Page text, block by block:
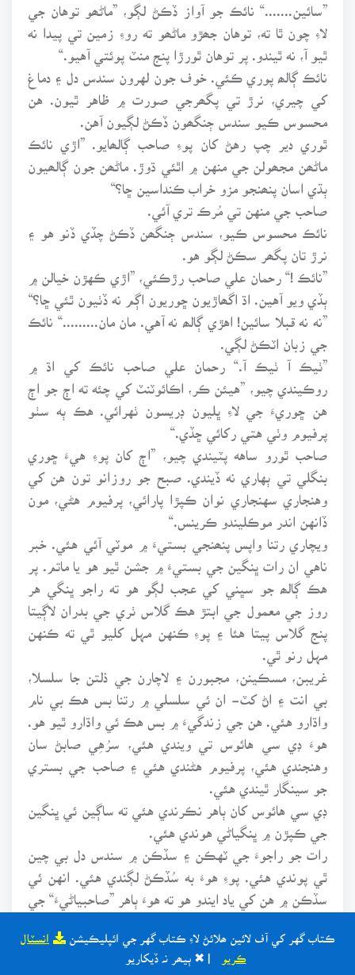
ڪتاب گهر کي آف لائين ھلائڻ لاءِ ڪتاب گهر جي ائپليڪيشن انسٽال
| ✖ ٻيھر نہ ڏيکاريو
”سائين.......“ نائڪ جو آواز ڏڪڻ لڳو، ”ماڻھو توهان جي
لاءِ چون ٿا ته، توهان جھڙو ماڻھو ته روءِ زمين تي پيدا نه
ٿيو آ، نه ٿيندو. پر توهان ٿورڙا پنج منٽ پوئتي آهيو.“
نائڪ ڳالھ پوري ڪئي. خوف جون لهرون سندس دل ۽ دماغ
کي چيري، نرڙ تي پگھرجي صورت ۾ ظاهر ٿيون. هن
محسوس ڪيو سندس ڄنگھون ڏڪڻ لڳيون آهن.
ٿوري دير چپ رهڻ کان پوءِ صاحب ڳالھايو. ”اڙي نائڪ
ماڻھن مجھولن جي منهن ۾ اٿئي ڌوڙ. ماڻھن جون ڳالھيون
ٻڌي اسان پنھنجو مزو خراب ڪنداسين ڇا؟“
صاحب جي منهن تي مُرڪ تري آئي.
نائڪ محسوس ڪيو، سندس ڄنگھن ڏڪڻ چڏي ڏنو هو ۽
نرڙ تان پگھر سڪڻ لڳو هو.
”نائڪ !“ رحمان علي صاحب رڙڪئي، ”اڙي ڪهڙن خيالن ۾
ٻڏي ويو آهين. اڌ اگھاڙيون ڇوريون اڳم نه ڏٺيون ٿئي ڇا؟“
”نه نه قبلا سائين! اهڙي ڳالھ نه آهي. مان مان.........“ نائڪ
جي زبان اٽڪڻ لڳي.
”ٺيڪ آ ٺيڪ آ.“ رحمان علي صاحب نائڪ کي اڌ ۾
روڪيندي چيو، ”هيئن ڪر، اڪائوٽنٽ کي چئه ته اڄ جو اڄ
هن ڇوريءَ جي لاءِ ڀليون ڊريسون ٺهرائي. هڪ ٻه سٺو
پرفيوم وٺي هتي رکائي ڇڏي.“
صاحب ٿورو ساهه پٽيندي چيو، ”اڄ کان پوءِ هيءَ ڇوري
بنگلي تي ٻهاري نه ڏيندي. صبح جو روزانو تون هن کي
وهنجاري سهنجاري نوان ڪپڙا پارائي، پرفيوم هڻي، مون
ڏانهن اندر موڪليندو ڪرينس.“
ويچاري رتنا واپس پنھنجي بستيءَ ۾ موٽي آئي هئي. خبر
ناهي ان رات ڀنگين جي بستيءَ ۾ جشن ٿيو هو يا ماتم. پر
هڪ ڳالھ جو سڀني کي عجب لڳو هو ته راجو ڀنگي هر
روز جي معمول جي ابتڙ هڪ گلاس ٺري جي بدران لاڳيتا
پنج گلاس پيتا هئا ۽ پوءِ ڪنهن مہل کليو ٿي ته ڪنهن
مہل رنو ٿي.
غريبن، مسڪينن، مجبورن ۽ لاچارن جي ذلتن جا سلسلا،
بي انت ۽ اڻ کٽ- ان ئي سلسلي ۾ رتنا بس هڪ بي نام
واڌارو هئي. هن جي زندگيءَ ۾ بس هڪ ئي واڌارو ٿيو هو.
هوءَ ڊي سي هائوس تي ويندي هئي، سرُهِي صابڻ سان
وهنجندي هئي، پرفيوم هڻندي هئي ۽ صاحب جي بستري
جو سينگار ٿيندي هئي.
ڊي سي هائوس کان ٻاهر نڪرندي هئي ته ساڳين ئي ڀنگين
جي ڪپڙن ۾ ڀنگياڻي هوندي هئي.
رات جو راجوءَ جي ٽهڪن ۽ سڏڪن ۾ سندس دل بي چين
ٿي پوندي هئي. پوءِ هوءَ به سُڏڪڻ لڳندي هئي. انهن ئي
سڏڪن ۾ هن کي ياد ايندو هو ته هوءَ ٻاهر ”صاحبياڻيءَ“ جي
لاڙ، سنڌ جي روح جي تجلي، سنڌ جي سونهن جو تاج، سنڌ
جي تاريخ جو اڻ کٽ باب.